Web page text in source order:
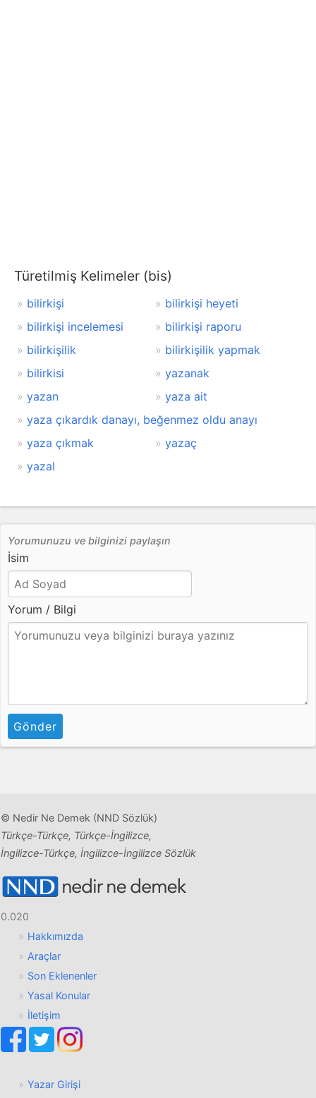
Türetilmiş Kelimeler (bis)
bilirkişi
bilirkişi heyeti
bilirkişi incelemesi
bilirkişi raporu
bilirkişilik
bilirkişilik yapmak
bilirkisi
yazanak
yazan
yaza ait
yaza çıkardık danayı, beğenmez oldu anayı
yaza çıkmak
yazaç
yazal
Yorumunuzu ve bilginizi paylaşın
İsim
Yorum / Bilgi
Gönder
© Nedir Ne Demek (NND Sözlük)
Türkçe-Türkçe, Türkçe-İngilizce,
İngilizce-Türkçe, İngilizce-İngilizce Sözlük
0.020
Hakkımızda
Araçlar
Son Eklenenler
Yasal Konular
İletişim
Yazar Girişi